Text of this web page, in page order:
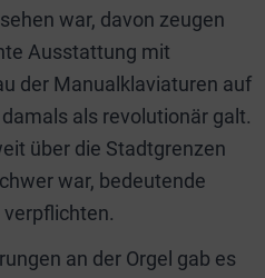
war, davon zeugen
Ausstattung mit
der Manualklaviaturen auf
als revolutionär galt.
über die Stadtgrenzen
war, bedeutende
verpflichten.
an der Orgel gab es